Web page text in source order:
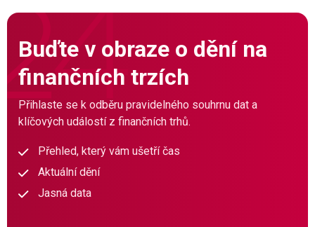
Buďte v obraze o dění na
finančních trzích
Přihlaste se k odběru pravidelného souhrnu dat a
klíčových událostí z finančních trhů.
Přehled, který vám ušetří čas
Aktuální dění
Jasná data